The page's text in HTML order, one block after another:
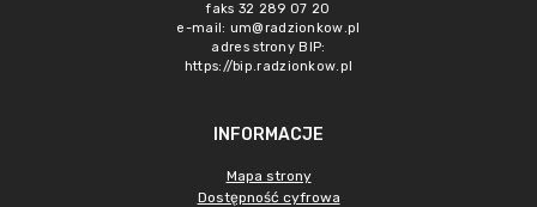
faks 32 289 07 20
e-mail: um@radzionkow.pl
adres strony BIP:
https://bip.radzionkow.pl
INFORMACJE
Mapa strony
Dostępność cyfrowa